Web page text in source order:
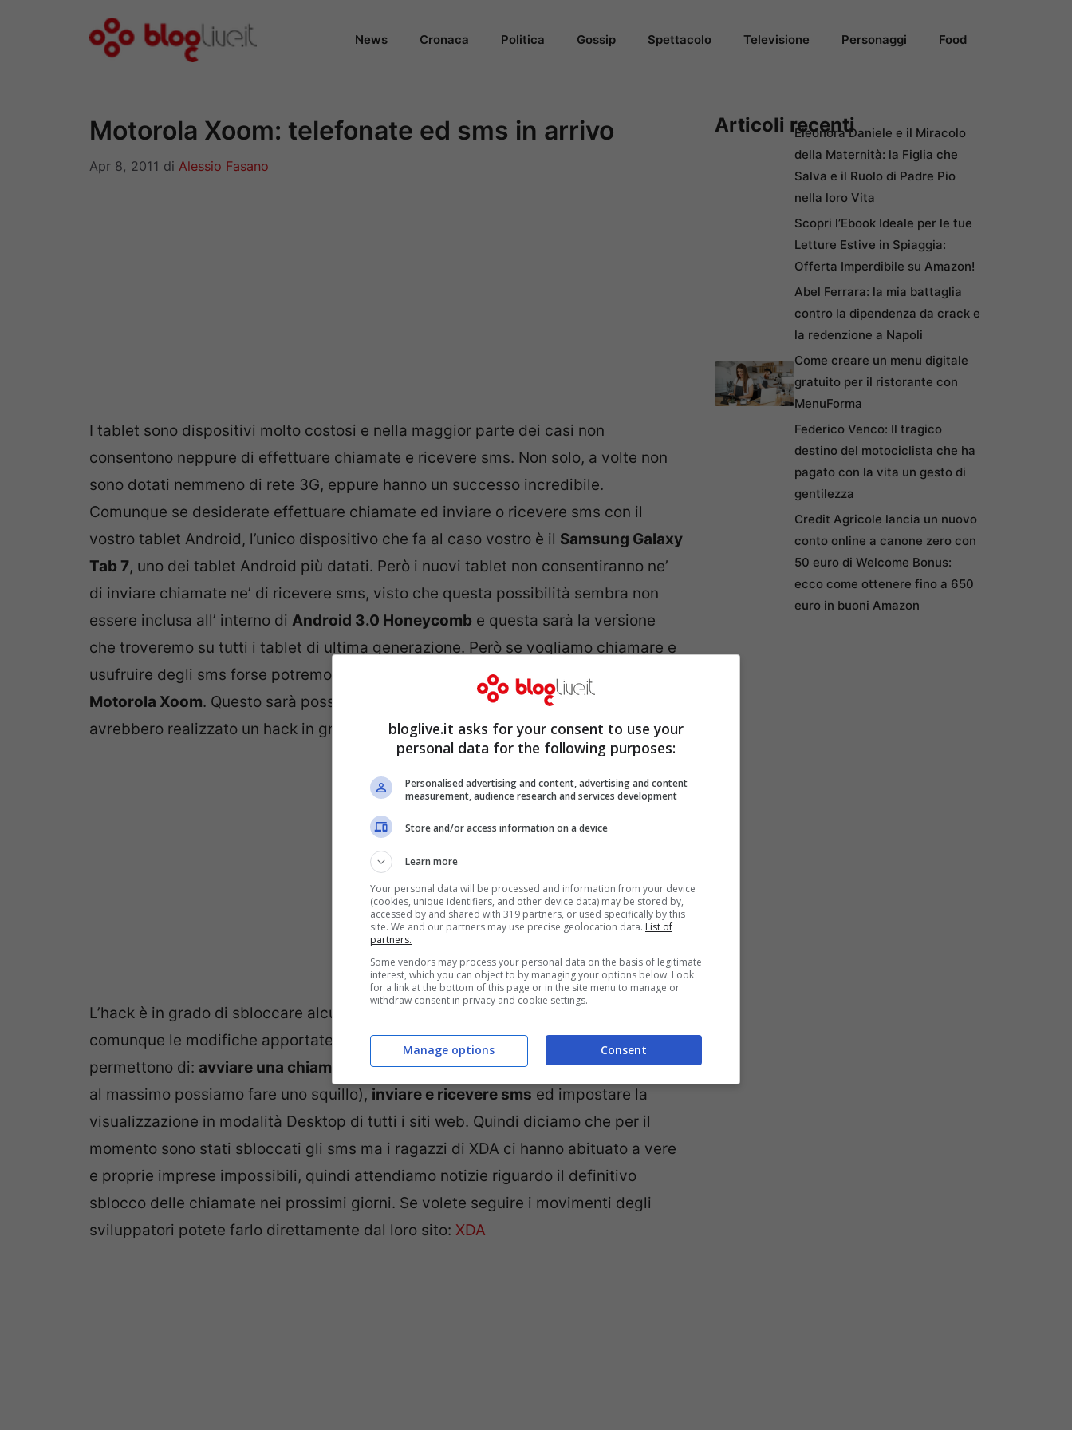
News Cronaca Politica Gossip Spettacolo Televisione Personaggi Food
Motorola Xoom: telefonate ed sms in arrivo
Apr 8, 2011 di Alessio Fasano
I tablet sono dispositivi molto costosi e nella maggior parte dei casi non
consentono neppure di effettuare chiamate e ricevere sms. Non solo, a volte non
sono dotati nemmeno di rete 3G, eppure hanno un successo incredibile.
Comunque se desiderate effettuare chiamate ed inviare o ricevere sms con il
vostro tablet Android, l’unico dispositivo che fa al caso vostro è il Samsung Galaxy
Tab 7, uno dei tablet Android più datati. Però i nuovi tablet non consentiranno ne’
di inviare chiamate ne’ di ricevere sms, visto che questa possibilità sembra non
essere inclusa all’ interno di Android 3.0 Honeycomb e questa sarà la versione
che troveremo su tutti i tablet di ultima generazione. Però se vogliamo chiamare e
usufruire degli sms forse potremo ottenere queste funzioni anche sul tablet
Motorola Xoom. Questo sarà possibile grazie agli sviluppatori di XDA
avrebbero realizzato un hack in grado di far funzionare queste importanti funzioni.
L’hack è in grado di sbloccare alcune funzioni, ma le limitazioni sono ancora tante,
comunque le modifiche apportate dagli sviluppatori di XDA al momento
permettono di: avviare una chiamata
, ma non di parlare con l’interlocutore (quindi
al massimo possiamo fare uno squillo), inviare e ricevere sms ed impostare la
visualizzazione in modalità Desktop di tutti i siti web. Quindi diciamo che per il
momento sono stati sbloccati gli sms ma i ragazzi di XDA ci hanno abituato a vere
e proprie imprese impossibili, quindi attendiamo notizie riguardo il definitivo
sblocco delle chiamate nei prossimi giorni. Se volete seguire i movimenti degli
sviluppatori potete farlo direttamente dal loro sito: XDA
Articoli recentiEleonora Daniele e il Miracolo
della Maternità: la Figlia che
Salva e il Ruolo di Padre Pio
nella loro Vita
Scopri l’Ebook Ideale per le tue
Letture Estive in Spiaggia:
Offerta Imperdibile su Amazon!
Abel Ferrara: la mia battaglia
contro la dipendenza da crack e
la redenzione a Napoli
Come creare un menu digitale
gratuito per il ristorante con
MenuForma
Federico Venco: Il tragico
destino del motociclista che ha
pagato con la vita un gesto di
gentilezza
Credit Agricole lancia un nuovo
conto online a canone zero con
50 euro di Welcome Bonus:
ecco come ottenere fino a 650
euro in buoni Amazon
bloglive.it asks for your consent to use your
personal data for the following purposes:
Personalised advertising and content, advertising and content
measurement, audience research and services development
Store and/or access information on a device
Learn more
Your personal data will be processed and information from your device
(cookies, unique identifiers, and other device data) may be stored by,
accessed by and shared with 319 partners, or used specifically by this
site. We and our partners may use precise geolocation data. List of
partners.
Some vendors may process your personal data on the basis of legitimate
interest, which you can object to by managing your options below. Look
for a link at the bottom of this page or in the site menu to manage or
withdraw consent in privacy and cookie settings.
Consent
Manage options